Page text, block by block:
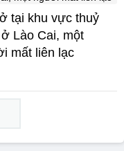
tại khu vực thuỷ
Lào Cai, một
mất liên lạc